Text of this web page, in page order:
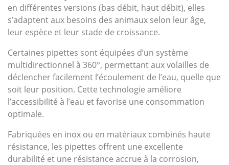
en différentes versions (bas débit, haut débit), elles
s’adaptent aux besoins des animaux selon leur âge,
leur espèce et leur stade de croissance.
Certaines pipettes sont équipées d’un système
multidirectionnel à 360°, permettant aux volailles de
déclencher facilement l’écoulement de l’eau, quelle que
soit leur position. Cette technologie améliore
l’accessibilité à l’eau et favorise une consommation
optimale.
Fabriquées en inox ou en matériaux combinés haute
résistance, les pipettes offrent une excellente
durabilité et une résistance accrue à la corrosion,